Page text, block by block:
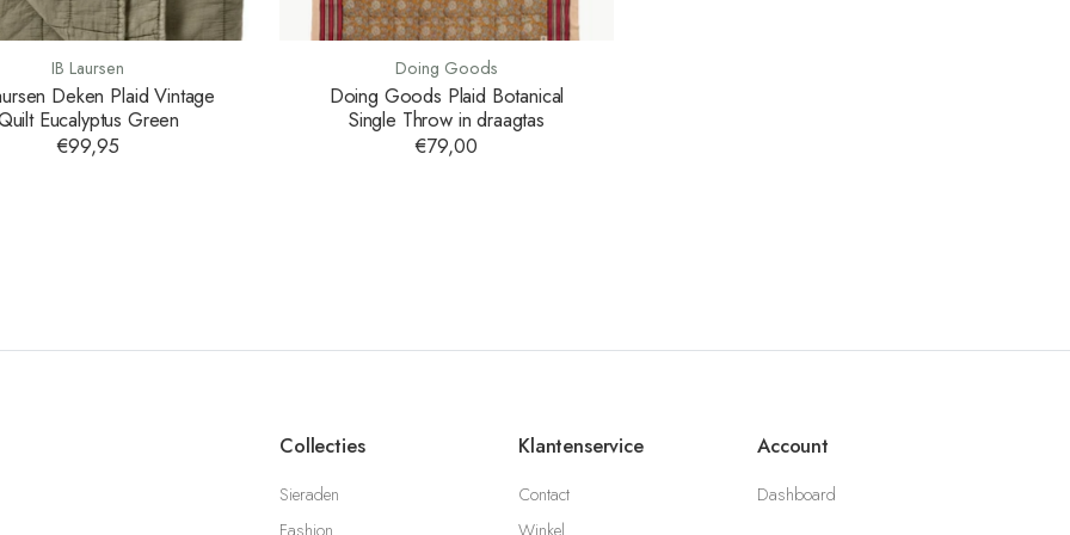
IB Laursen
Deken Plaid Vintage
Eucalyptus Green
€99,95
Doing Goods
Doing Goods Plaid Botanical
Single Throw in draagtas
€79,00
Collecties
Sieraden
Klantenservice
Contact
Account
Dashboard